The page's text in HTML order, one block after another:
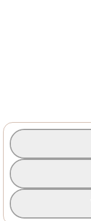
zur
Buchbares
Angebot zu